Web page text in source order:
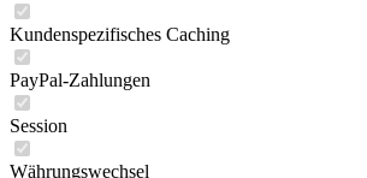
Kundenspezifisches Caching
PayPal-Zahlungen
Session
Währungswechsel